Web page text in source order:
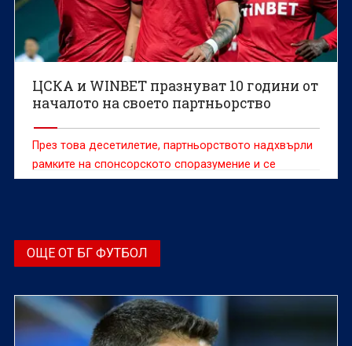
ЦСКА и WINBET празнуват 10 години от
началото на своето партньорство
През това десетилетие, партньорството надхвърли
рамките на спонсорското споразумение и се
превърна не само в едно най-дълголетните
ОЩЕ ОТ БГ ФУТБОЛ